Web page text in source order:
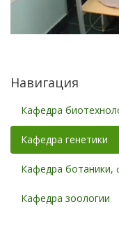
Навигация
Кафедра
Кафедра генетики
Кафедра ботаники,
Кафедра зоологии